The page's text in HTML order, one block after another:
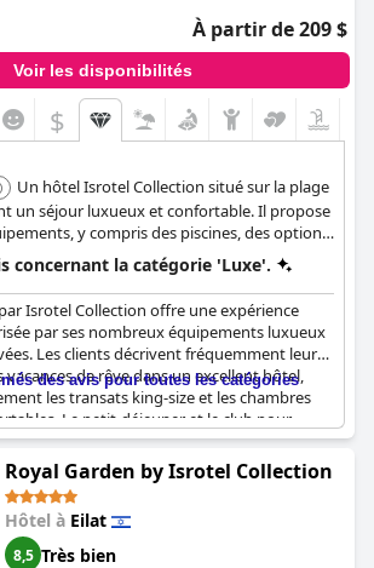
une sélection de petit-déjeuner riche et
les clients.
cinq étoiles a dépassé les attentes sur
qui en fait un choix de premier ordre pour
des vacances de luxe. Des équipements
niveau de qualité de tout ce qui est
À partir de 209 $
Voir les disponibilités
$
Un hôtel Isrotel Collection situé sur la plage
un séjour luxueux et confortable. Il propose
y compris des piscines, des options
activités, respectant les normes élevées
concernant la catégorie 'Luxe'.
Isrotel Collection offre une expérience
par ses nombreux équipements luxueux
Les clients décrivent fréquemment leur
vacances de rêve dans un excellent hôtel,
les transats king-size et les chambres
Le petit-déjeuner et le club pour
tous deux par leur luxe, offrant un
complets aux familles. Les espaces de l'hôtel
notés pour leur grandeur et leur luxe,
d'un établissement royal. Bien que le
quelques éléments plus anciens,
est celle de la sophistication et du plaisir.
des avis pour toutes les catégories
Royal Garden by Isrotel Collection
Hôtel à Eilat
8,5 Très bien